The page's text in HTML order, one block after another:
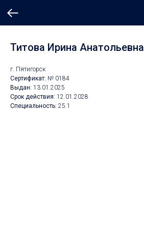
Титова Ирина Анатольевна
г. Пятигорск
Сертификат: № 0184
Выдан: 13.01.2025
Срок действия: 12.01.2028
Специальность: 25.1